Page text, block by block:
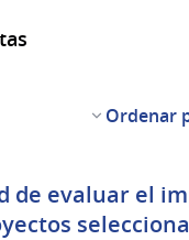
Ordenar
de evaluar el